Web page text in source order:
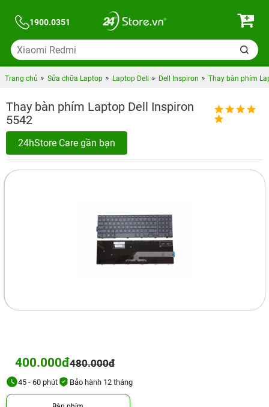
1900.0351
Trang chủ Sửa chữa Laptop Laptop Dell Dell Inspiron Thay bàn phím
Thay bàn phím Laptop Dell Inspiron
5542
24hStore Care gần bạn
400.000đ480.000đ
45 - 60 phút Bảo hành 12 tháng